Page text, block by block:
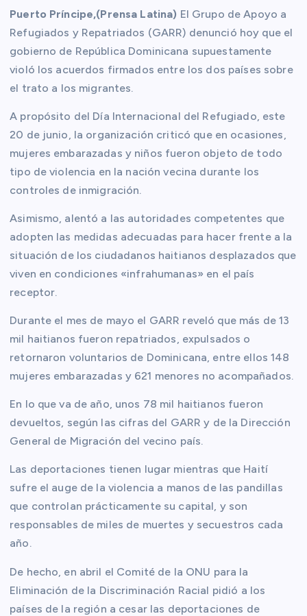
Puerto Príncipe,(Prensa Latina) El Grupo de Apoyo a
Refugiados y Repatriados (GARR) denunció hoy que el
gobierno de República Dominicana supuestamente
violó los acuerdos firmados entre los dos países sobre
el trato a los migrantes.
A propósito del Día Internacional del Refugiado, este
20 de junio, la organización criticó que en ocasiones,
mujeres embarazadas y niños fueron objeto de todo
tipo de violencia en la nación vecina durante los
controles de inmigración.
Asimismo, alentó a las autoridades competentes que
adopten las medidas adecuadas para hacer frente a la
situación de los ciudadanos haitianos desplazados que
viven en condiciones «infrahumanas» en el país
receptor.
Durante el mes de mayo el GARR reveló que más de 13
mil haitianos fueron repatriados, expulsados o
retornaron voluntarios de Dominicana, entre ellos 148
mujeres embarazadas y 621 menores no acompañados.
En lo que va de año, unos 78 mil haitianos fueron
devueltos, según las cifras del GARR y de la Dirección
General de Migración del vecino país.
Las deportaciones tienen lugar mientras que Haití
sufre el auge de la violencia a manos de las pandillas
que controlan prácticamente su capital, y son
responsables de miles de muertes y secuestros cada
año.
De hecho, en abril el Comité de la ONU para la
Eliminación de la Discriminación Racial pidió a los
países de la región a cesar las deportaciones de